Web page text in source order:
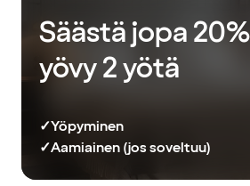
Säästä jopa
yövy 2 yötä
✓Yöpyminen
✓Aamiainen (jos soveltuu)